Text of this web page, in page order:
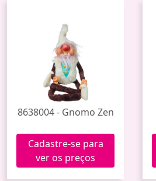
8638004 - Gnomo Zen
Cadastre-se para
ver os preços